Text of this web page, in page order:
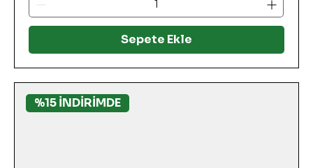
Sepete Ekle
%15 İNDİRİMDE